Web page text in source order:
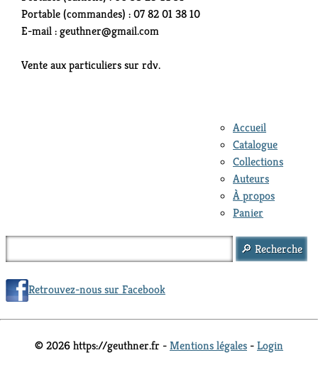
Portable (commandes) : 07 82 01 38 10
E-mail : geuthner@gmail.com
Vente aux particuliers sur rdv.
Accueil
Catalogue
Collections
Auteurs
À propos
Panier
Retrouvez-nous sur Facebook
© 2026 https://geuthner.fr -Mentions légales -Login